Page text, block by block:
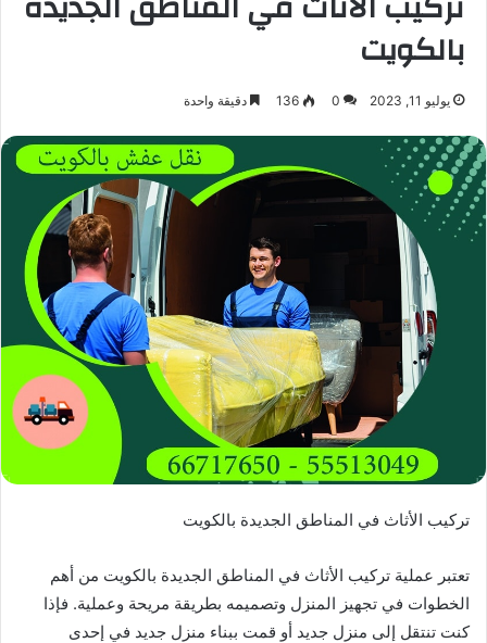
بالكويت
يوليو 11, 2023 0
136 دقيقة واحدة
تركيب الأثاث في المناطق الجديدة بالكويت
تعتبر عملية تركيب الأثاث في المناطق الجديدة بالكويت من أهم
الخطوات في تجهيز المنزل وتصميمه بطريقة مريحة وعملية. فإذا
كنت تنتقل إلى منزل جديد أو قمت ببناء منزل جديد في إحدى